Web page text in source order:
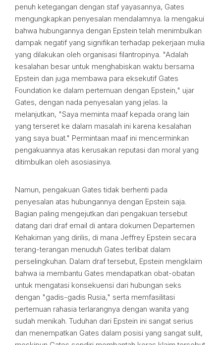
penuh ketegangan dengan staf yayasannya, Gates
mengungkapkan penyesalan mendalamnya. Ia mengakui
bahwa hubungannya dengan Epstein telah menimbulkan
dampak negatif yang signifikan terhadap pekerjaan mulia
yang dilakukan oleh organisasi filantropinya. "Adalah
kesalahan besar untuk menghabiskan waktu bersama
Epstein dan juga membawa para eksekutif Gates
Foundation ke dalam pertemuan dengan Epstein," ujar
Gates, dengan nada penyesalan yang jelas. Ia
melanjutkan, "Saya meminta maaf kepada orang lain
yang terseret ke dalam masalah ini karena kesalahan
yang saya buat." Permintaan maaf ini mencerminkan
pengakuannya atas kerusakan reputasi dan moral yang
ditimbulkan oleh asosiasinya.
Namun, pengakuan Gates tidak berhenti pada
penyesalan atas hubungannya dengan Epstein saja.
Bagian paling mengejutkan dari pengakuan tersebut
datang dari draf email di antara dokumen Departemen
Kehakiman yang dirilis, di mana Jeffrey Epstein secara
terang-terangan menuduh Gates terlibat dalam
perselingkuhan. Dalam draf tersebut, Epstein mengklaim
bahwa ia membantu Gates mendapatkan obat-obatan
untuk mengatasi konsekuensi dari hubungan seks
dengan "gadis-gadis Rusia," serta memfasilitasi
pertemuan rahasia terlarangnya dengan wanita yang
sudah menikah. Tuduhan dari Epstein ini sangat serius
dan menempatkan Gates dalam posisi yang sangat sulit,